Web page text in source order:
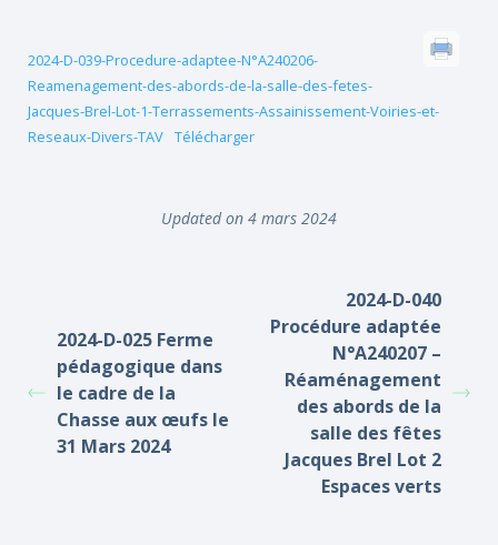
2024-D-039-Procedure-adaptee-N°A240206-
Reamenagement-des-abords-de-la-salle-des-fetes-
Jacques-Brel-Lot-1-Terrassements-Assainissement-Voiries-et-
Reseaux-Divers-TAV Télécharger
Updated on 4 mars 2024
2024-D-025 Ferme
pédagogique dans
le cadre de la
Chasse aux œufs le
31 Mars 2024
2024-D-040
Procédure adaptée
N°A240207 –
Réaménagement
des abords de la
salle des fêtes
Jacques Brel Lot 2
Espaces verts